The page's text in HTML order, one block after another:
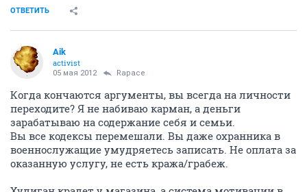
ОТВЕТИТЬ
Aik
activist
05 мая 2012 Rapace
Когда кончаются аргументы, вы всегда на личности
переходите? Я не набиваю карман, а деньги
зарабатываю на содержание себя и семьи.
Вы все кодексы перемешали. Вы даже охранника в
военнослужащие умудряетесь записать. Не оплата за
оказанную услугу, не есть кража/грабеж.